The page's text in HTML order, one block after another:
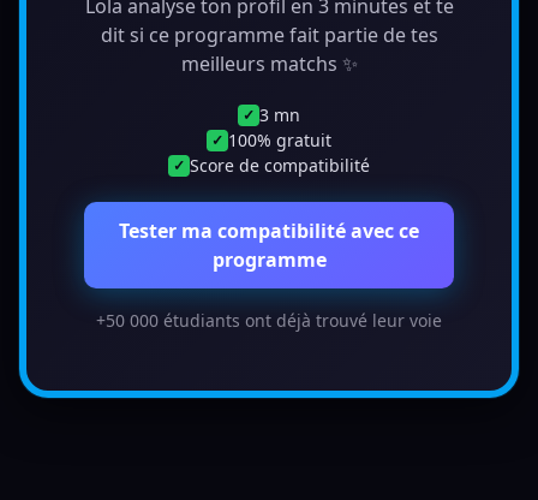
Lola analyse ton profil en 3 minutes et te
dit si ce programme fait partie de tes
meilleurs matchs ✨
✓ 3 mn
✓ 100% gratuit
✓ Score de compatibilité
Tester ma compatibilité avec ce
programme
+50 000 étudiants ont déjà trouvé leur voie